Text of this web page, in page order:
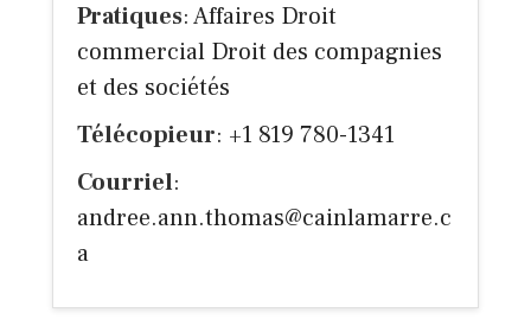
Pratiques: Affaires Droit
commercial Droit des compagnies
et des sociétés
Télécopieur: +1 819 780-1341
Courriel:
andree.ann.thomas@cainlamarre.c
a